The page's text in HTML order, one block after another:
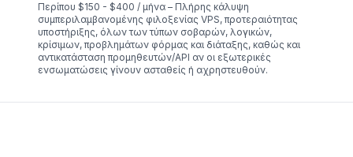
Περίπου $150 - $400 / μήνα – Πλήρης κάλυψη
συμπεριλαμβανομένης φιλοξενίας VPS, προτεραιότητας
υποστήριξης, όλων των τύπων σοβαρών, λογικών,
κρίσιμων, προβλημάτων φόρμας και διάταξης, καθώς και
αντικατάσταση προμηθευτών/API αν οι εξωτερικές
ενσωματώσεις γίνουν ασταθείς ή αχρηστευθούν.